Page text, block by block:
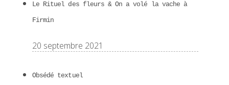
Le Rituel des fleurs & On a volé la vache à
Firmin
20 septembre 2021
Obsédé textuel